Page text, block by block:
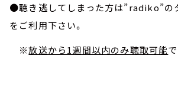
●聴き逃してしまった方は”radiko”の
をご利用下さい。
※放送から1週間以内のみ聴取可能